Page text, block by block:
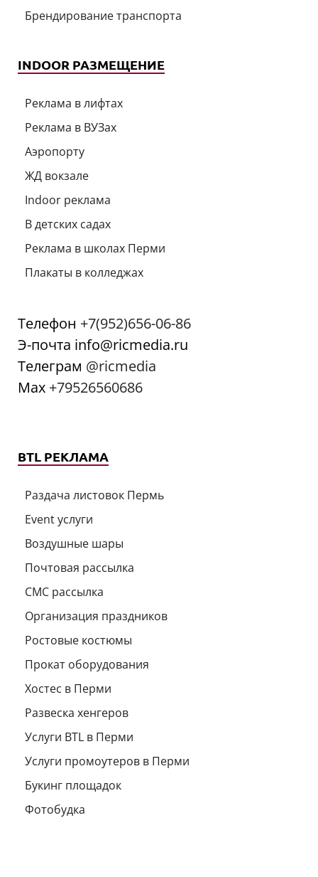
Брендирование транспорта
INDOOR РАЗМЕЩЕНИЕ
Реклама в лифтах
Реклама в ВУЗах
Аэропорту
ЖД вокзале
Indoor реклама
В детских садах
Реклама в школах Перми
Плакаты в колледжах
Телефон +7(952)656-06-86
Э-почта info@ricmedia.ru
Телеграм @ricmedia
Мах +79526560686
BTL РЕКЛАМА
Раздача листовок Пермь
Event услуги
Воздушные шары
Почтовая рассылка
СМС рассылка
Организация праздников
Ростовые костюмы
Прокат оборудования
Хостес в Перми
Развеска хенгеров
Услуги BTL в Перми
Услуги промоутеров в Перми
Букинг площадок
Фотобудка